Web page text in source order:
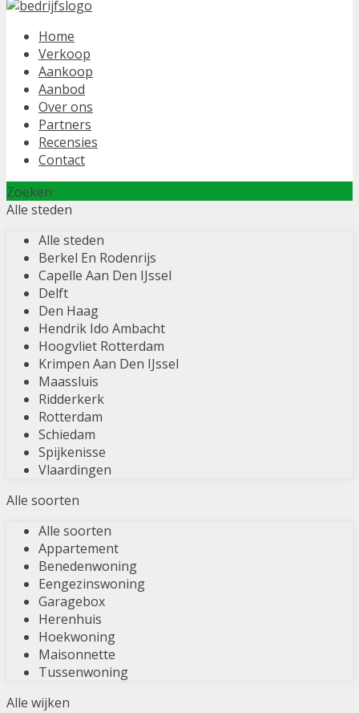
Home
Verkoop
Aankoop
Aanbod
Over ons
Partners
Recensies
Contact
Zoeken
Alle steden
Alle steden
Berkel En Rodenrijs
Capelle Aan Den IJssel
Delft
Den Haag
Hendrik Ido Ambacht
Hoogvliet Rotterdam
Krimpen Aan Den IJssel
Maassluis
Ridderkerk
Rotterdam
Schiedam
Spijkenisse
Vlaardingen
Alle soorten
Alle soorten
Appartement
Benedenwoning
Eengezinswoning
Garagebox
Herenhuis
Hoekwoning
Maisonnette
Tussenwoning
Alle wijken